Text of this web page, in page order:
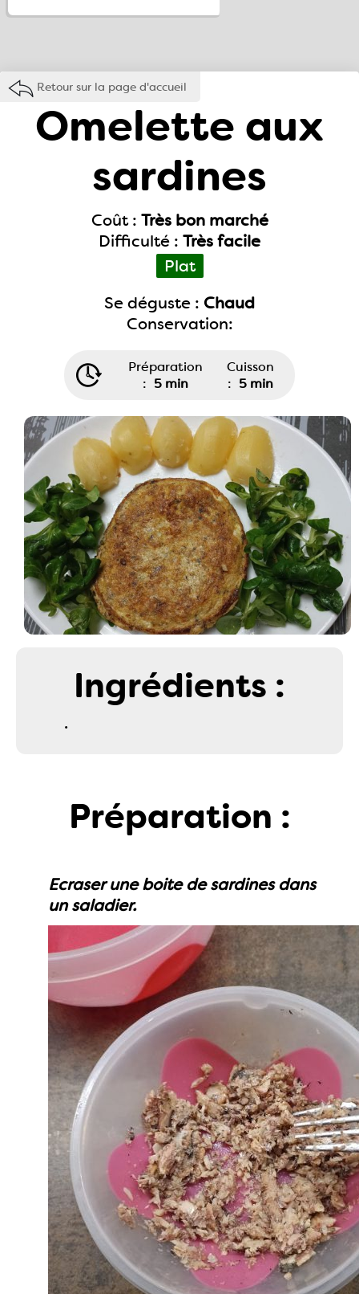
Retour sur la page d'accueil
Omelette aux
sardines
Coût : Très bon marché
Difficulté : Très facile
Plat
Se déguste : Chaud
Conservation:
Préparation
: 5 min
Cuisson
: 5 min
Ingrédients :
.
Préparation :
Ecraser une boite de sardines dans
un saladier.